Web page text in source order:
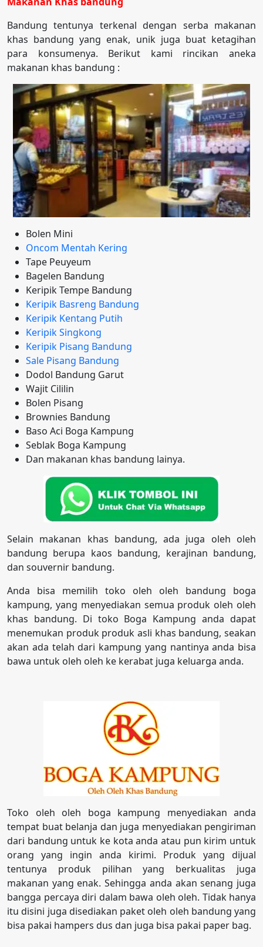
Bandung tentunya terkenal dengan serba makanan
khas bandung yang enak, unik juga buat ketagihan
para konsumenya. Berikut kami rincikan aneka
makanan khas bandung :
Bolen Mini
Oncom Mentah Kering
Tape Peuyeum
Bagelen Bandung
Keripik Tempe Bandung
Keripik Basreng Bandung
Keripik Kentang Putih
Keripik Singkong
Keripik Pisang Bandung
Sale Pisang Bandung
Dodol Bandung Garut
Wajit Cililin
Bolen Pisang
Brownies Bandung
Baso Aci Boga Kampung
Seblak Boga Kampung
Dan makanan khas bandung lainya.
Selain makanan khas bandung, ada juga oleh oleh
bandung berupa kaos bandung, kerajinan bandung,
dan souvernir bandung.
Anda bisa memilih toko oleh oleh bandung boga
kampung, yang menyediakan semua produk oleh oleh
khas bandung. Di toko Boga Kampung anda dapat
menemukan produk produk asli khas bandung, seakan
akan ada telah dari kampung yang nantinya anda bisa
bawa untuk oleh oleh ke kerabat juga keluarga anda.
Toko oleh oleh boga kampung menyediakan anda
tempat buat belanja dan juga menyediakan pengiriman
dari bandung untuk ke kota anda atau pun kirim untuk
orang yang ingin anda kirimi. Produk yang dijual
tentunya produk pilihan yang berkualitas juga
makanan yang enak. Sehingga anda akan senang juga
bangga percaya diri dalam bawa oleh oleh. Tidak hanya
itu disini juga disediakan paket oleh oleh bandung yang
bisa pakai hampers dus dan juga bisa pakai paper bag.